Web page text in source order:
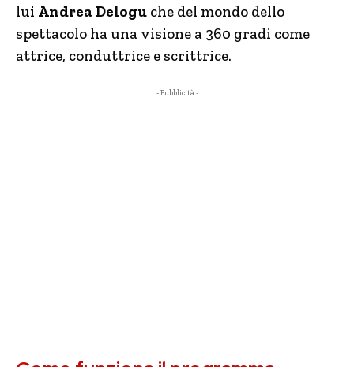
lui Andrea Delogu che del mondo dello
spettacolo ha una visione a 360 gradi come
attrice, conduttrice e scrittrice.
- Pubblicità -